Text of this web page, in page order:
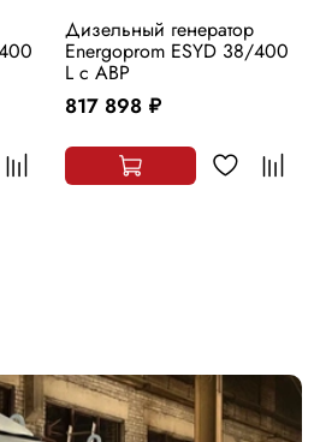
Дизельный генератор
Energoprom ESYD 38/400
L с АВР
817 898 руб.